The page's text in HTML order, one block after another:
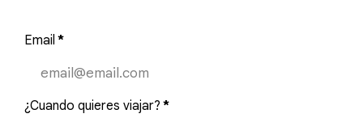
Email *
¿Cuando quieres viajar? *